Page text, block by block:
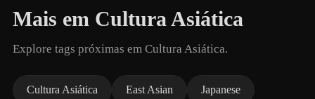
Mais em Cultura Asiática
Explore tags próximas em Cultura Asiática.
Cultura Asiática East Asian Japanese